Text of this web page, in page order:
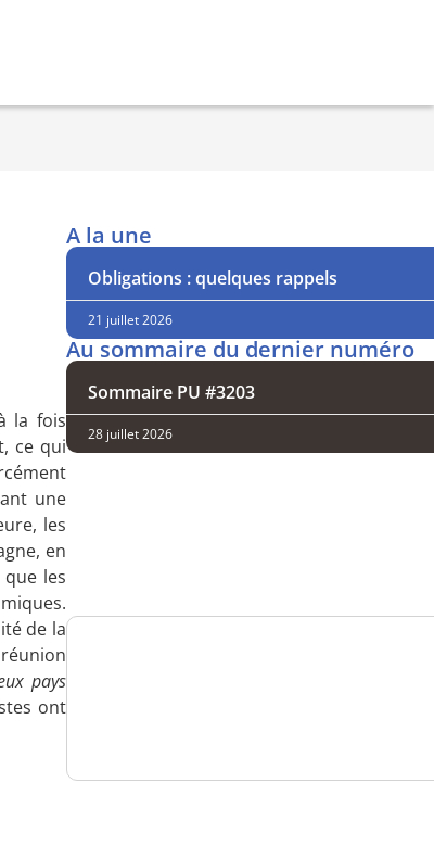
la fois
ce qui
une
les
en
les
de la
pays
ont
A la une
Obligations : quelques rappels
21 juillet 2026
Au sommaire du dernier numéro
Sommaire PU #3203
28 juillet 2026